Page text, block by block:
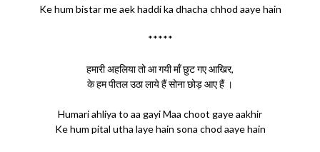
Ke hum bistar me aek haddi ka dhacha chhod aaye hain
*****
हमारी अहलिया तो आ गयी माँ छुट गए आखिर,
के हम पीतल उठा लाये हैं सोना छोड़ आए हैं ।
Humari ahliya to aa gayi Maa choot gaye aakhir
Ke hum pital utha laye hain sona chod aaye hain